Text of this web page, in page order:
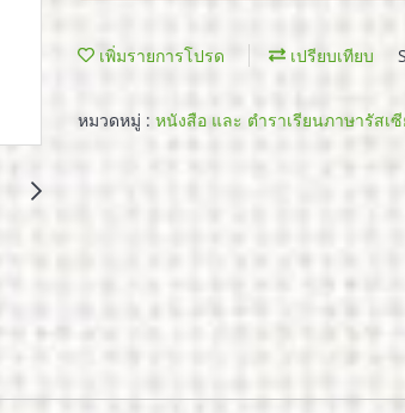
เพิ่มรายการโปรด เปรียบเทียบ
หมวดหมู่ : หนังสือ และ ตำราเรียนภาษารัสเซี